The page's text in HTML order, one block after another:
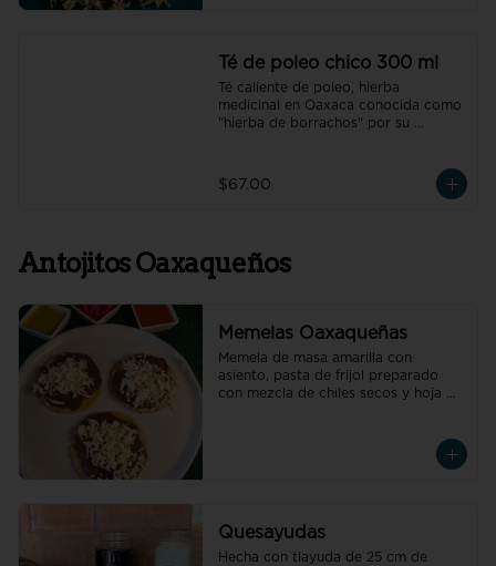
Té de poleo chico 300 ml
Té caliente de poleo, hierba
medicinal en Oaxaca conocida como
"hierba de borrachos" por su
$67.00
Antojitos Oaxaqueños
Memelas Oaxaqueñas
Memela de masa amarilla con
asiento, pasta de frijol preparado
con mezcla de chiles secos y hoja de
Quesayudas
Hecha con tlayuda de 25 cm de